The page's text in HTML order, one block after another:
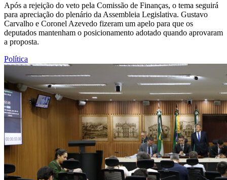
Após a rejeição do veto pela Comissão de Finanças, o tema seguirá
para apreciação do plenário da Assembleia Legislativa. Gustavo
Carvalho e Coronel Azevedo fizeram um apelo para que os
deputados mantenham o posicionamento adotado quando aprovaram
a proposta.
Política